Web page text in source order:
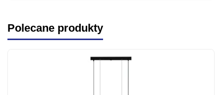
Polecane produkty